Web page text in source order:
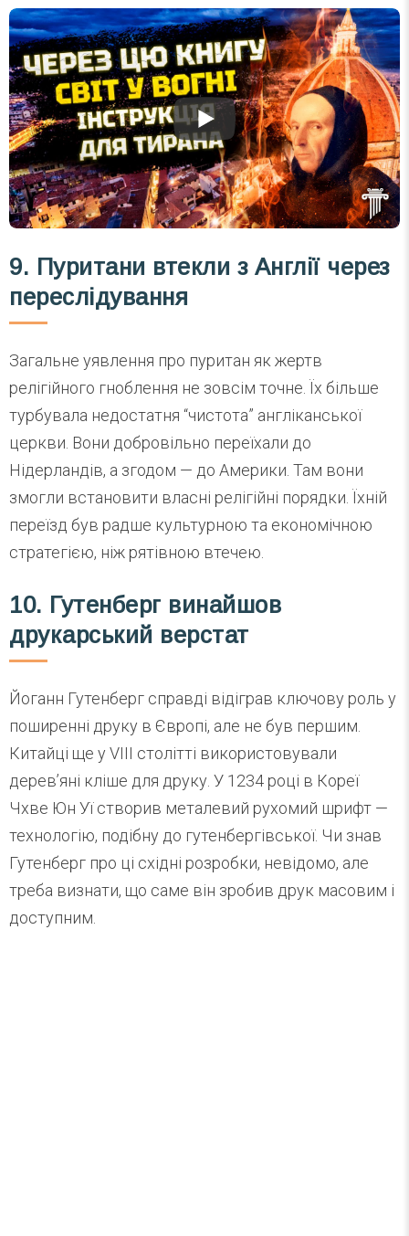
9. Пуритани втекли з Англії через
переслідування
Загальне уявлення про пуритан як жертв
релігійного гноблення не зовсім точне. Їх більше
турбувала недостатня “чистота” англіканської
церкви. Вони добровільно переїхали до
Нідерландів, а згодом — до Америки. Там вони
змогли встановити власні релігійні порядки. Їхній
переїзд був радше культурною та економічною
стратегією, ніж рятівною втечею.
10. Гутенберг винайшов
друкарський верстат
Йоганн Гутенберг справді відіграв ключову роль у
поширенні друку в Європі, але не був першим.
Китайці ще у VIII столітті використовували
дерев’яні кліше для друку. У 1234 році в Кореї
Чхве Юн Уї створив металевий рухомий шрифт —
технологію, подібну до гутенбергівської. Чи знав
Гутенберг про ці східні розробки, невідомо, але
треба визнати, що саме він зробив друк масовим і
доступним.